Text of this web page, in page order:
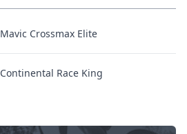
Mavic Crossmax Elite
Continental Race King